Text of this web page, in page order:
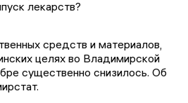
средств и материалов,
целях во Владимирской
существенно снизилось. Об